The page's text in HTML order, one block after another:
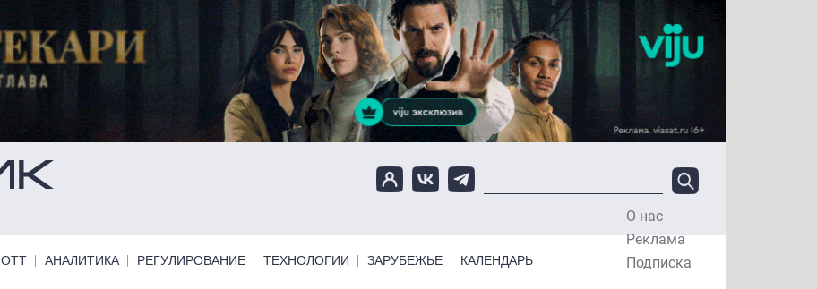
О нас
Реклама
Подписка
ОТТ АНАЛИТИКА РЕГУЛИРОВАНИЕ ТЕХНОЛОГИИ ЗАРУБЕЖЬЕ КАЛЕНДАРЬ